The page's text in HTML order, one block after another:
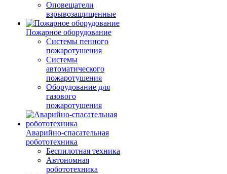
Оповещатели
взрывозащищенные
Пожарное оборудование
Системы пенного
пожаротушения
Системы
автоматического
пожаротушения
Оборудование для
газового
пожаротушения
Аварийно-спасательная
робототехника
Беспилотная техника
Автономная
робототехника